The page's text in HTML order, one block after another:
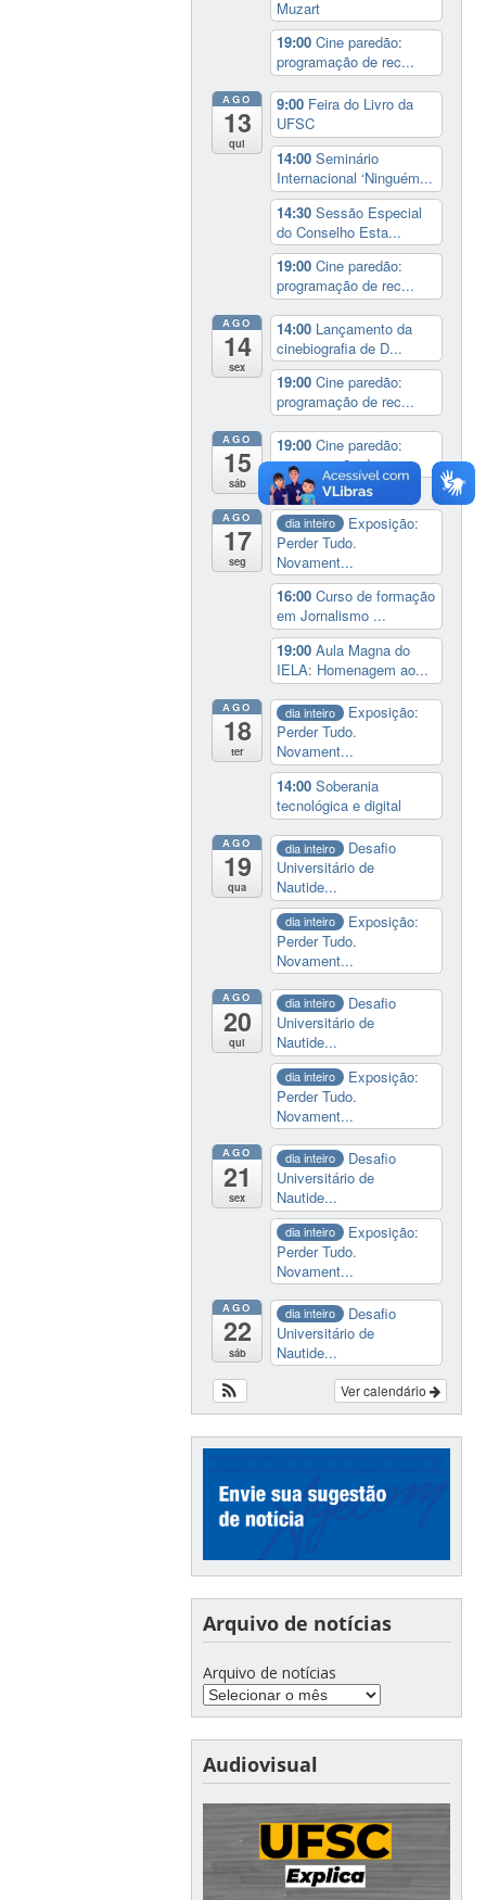
Muzart
19:00Cine paredão:
programação de rec...
AGO
13
qui
9:00 Feira do Livro da
UFSC
14:00Seminário
Internacional ‘Ninguém...
14:30Sessão Especial
do Conselho Esta...
19:00Cine paredão:
programação de rec...
AGO
14
sex
14:00 Lançamento da
cinebiografia de D...
19:00Cine paredão:
programação de rec...
AGO
15
sáb
19:00Cine paredão:
programação de rec...
AGO
17
seg
dia inteiro
Exposição:
Perder Tudo.
Novament...
16:00Curso de formação
em Jornalismo ...
19:00Aula Magna do
IELA: Homenagem ao...
AGO
18
ter
dia inteiro
Exposição:
Perder Tudo.
Novament...
14:00Soberania
tecnológica e digital
AGO
19
qua
dia inteiro
Desafio
Universitário de
Nautide...
dia inteiro
Exposição:
Perder Tudo.
Novament...
AGO
20
qui
dia inteiro
Desafio
Universitário de
Nautide...
dia inteiro
Exposição:
Perder Tudo.
Novament...
AGO
21
sex
dia inteiro
Desafio
Universitário de
Nautide...
dia inteiro
Exposição:
Perder Tudo.
Novament...
AGO
22
sáb
dia inteiro
Desafio
Universitário de
Nautide...
Ver calendário
Arquivo de notícias
Arquivo de notícias
Audiovisual